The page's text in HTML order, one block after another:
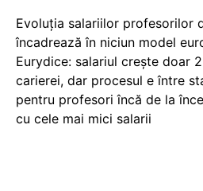
Evoluția salariilor profesorilor
încadrează în niciun model
Eurydice: salariul crește doar
carierei, dar procesul e între
pentru profesori încă de la
cu cele mai mici salarii